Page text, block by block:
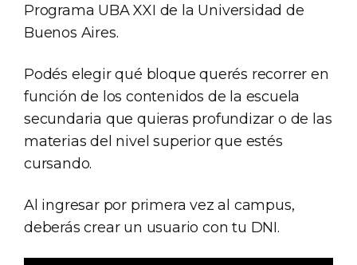
Programa UBA XXI de la Universidad de
Buenos Aires.
Podés elegir qué bloque querés recorrer en
función de los contenidos de la escuela
secundaria que quieras profundizar o de las
materias del nivel superior que estés
cursando.
Al ingresar por primera vez al campus,
deberás crear un usuario con tu DNI.